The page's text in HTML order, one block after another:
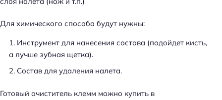
Для химического способа будут нужны:
Инструмент для нанесения состава (подойдет кисть,
а лучше зубная щетка).
Состав для удаления налета.
Готовый очиститель клемм можно купить в